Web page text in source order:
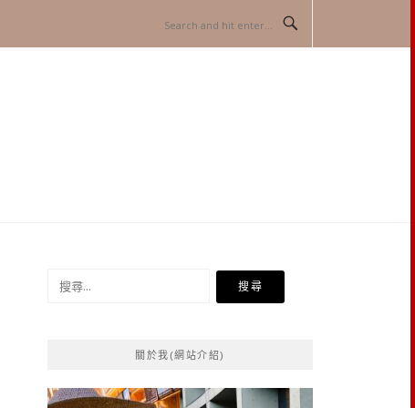
搜
關於我(網站介紹)